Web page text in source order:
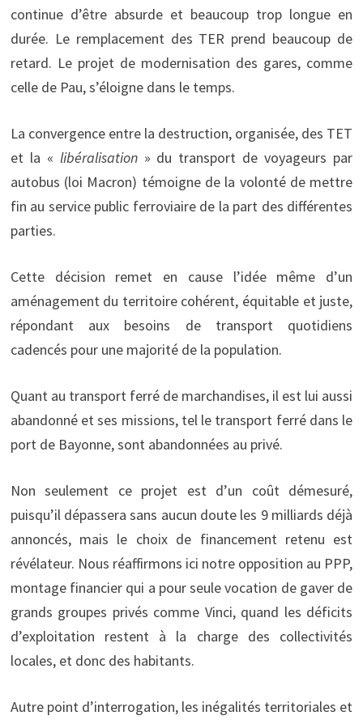
continue d’être absurde et beaucoup trop longue en
durée. Le remplacement des TER prend beaucoup de
retard. Le projet de modernisation des gares, comme
celle de Pau, s’éloigne dans le temps.
La convergence entre la destruction, organisée, des TET
et la « libéralisation » du transport de voyageurs par
autobus (loi Macron) témoigne de la volonté de mettre
fin au service public ferroviaire de la part des différentes
parties.
Cette décision remet en cause l’idée même d’un
aménagement du territoire cohérent, équitable et juste,
répondant aux besoins de transport quotidiens
cadencés pour une majorité de la population.
Quant au transport ferré de marchandises, il est lui aussi
abandonné et ses missions, tel le transport ferré dans le
port de Bayonne, sont abandonnées au privé.
Non seulement ce projet est d’un coût démesuré,
puisqu’il dépassera sans aucun doute les 9 milliards déjà
annoncés, mais le choix de financement retenu est
révélateur. Nous réaffirmons ici notre opposition au PPP,
montage financier qui a pour seule vocation de gaver de
grands groupes privés comme Vinci, quand les déficits
d’exploitation restent à la charge des collectivités
locales, et donc des habitants.
Autre point d’interrogation, les inégalités territoriales et